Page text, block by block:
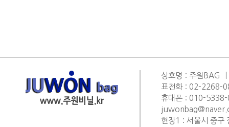
상호명 : 주원BAG
표전화 : 02-2268-
휴대폰 : 010-
현장1 : 서울시 중